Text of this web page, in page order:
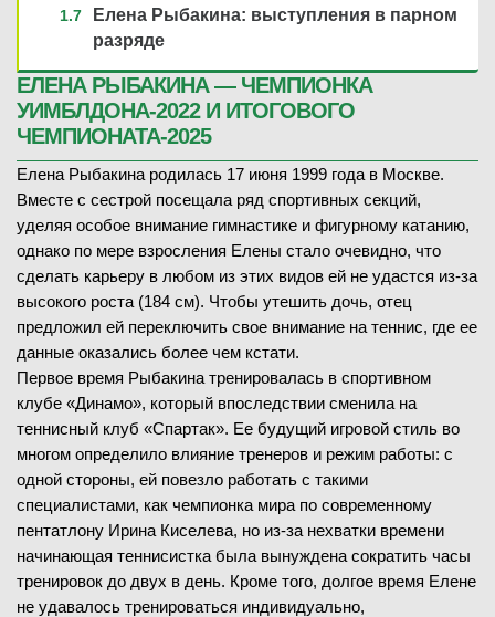
Елена Рыбакина: выступления в парном
разряде
ЕЛЕНА РЫБАКИНА — ЧЕМПИОНКА
УИМБЛДОНА-2022 И ИТОГОВОГО
ЧЕМПИОНАТА-2025
Елена Рыбакина родилась 17 июня 1999 года в Москве.
Вместе с сестрой посещала ряд спортивных секций,
уделяя особое внимание гимнастике и фигурному катанию,
однако по мере взросления Елены стало очевидно, что
сделать карьеру в любом из этих видов ей не удастся из-за
высокого роста (184 см). Чтобы утешить дочь, отец
предложил ей переключить свое внимание на теннис, где ее
данные оказались более чем кстати.
Первое время Рыбакина тренировалась в спортивном
клубе «Динамо», который впоследствии сменила на
теннисный клуб «Спартак». Ее будущий игровой стиль во
многом определило влияние тренеров и режим работы: с
одной стороны, ей повезло работать с такими
специалистами, как чемпионка мира по современному
пентатлону Ирина Киселева, но из-за нехватки времени
начинающая теннисистка была вынуждена сократить часы
тренировок до двух в день. Кроме того, долгое время Елене
не удавалось тренироваться индивидуально,